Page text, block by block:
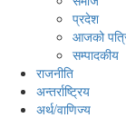
प्रदेश
आजको
सम्पादकीय
राजनीति
अन्तर्राष्ट्रिय
अर्थ/वाणिज्य